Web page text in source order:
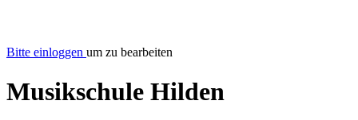
Bitte einloggen um zu bearbeiten
Musikschule Hilden